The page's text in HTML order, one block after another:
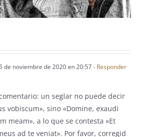
de noviembre de 2020 en 20:57- Responder
un seglar no puede decir
vobiscum», sino «Domine, exaudi
meam», a lo que se contesta «Et
ad te veniat». Por favor, corregid